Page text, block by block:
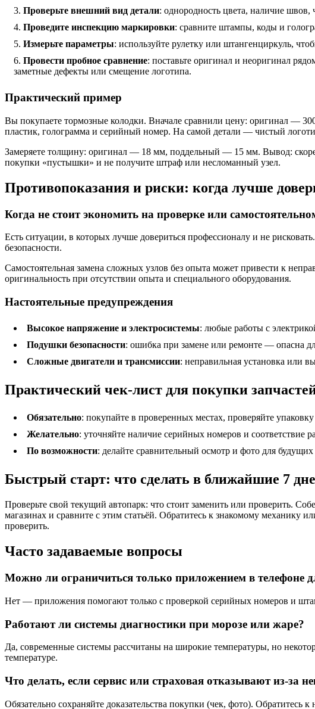
Проверьте внешний вид детали: однородность цвета, наличие швов,
Проведите инспекцию маркировки: сравните штампы, коды и
Измерьте параметры: используйте рулетку или штангенциркуль,
Провести пробное сравнение: поставьте оригинал и неоригинал
заметные дефекты или смещение логотипа.
Практический пример
Вы покупаете тормозные колодки. Вначале сравнили цену: оригинал —
пластик, голограмма и серийный номер. На самой детали — чистый
Замеряете толщину: оригинал — 18 мм, поддельный — 15 мм. Вывод:
покупки «пустышки» и не получите штраф или несломанный узел.
Противопоказания и риски: когда лучше
Когда не стоит экономить на проверке или
Есть ситуации, в которых лучше довериться профессионалу и не
безопасности.
Самостоятельная замена сложных узлов без опыта может привести к
оригинальность при отсутствии опыта и специального оборудования.
Настоятельные предупреждения
Высокое напряжение и электросистемы: любые работы с
Подушки безопасности: ошибка при замене или ремонте — опасна
Сложные двигатели и трансмиссии: неправильная установка или
Практический чек-лист для покупки
Обязательно: покупайте в проверенных местах, проверяйте
Желательно: уточняйте наличие серийных номеров и соответствие
По возможности: делайте сравнительный осмотр и фото для
Быстрый старт: что сделать в ближайшие 7
Проверьте свой текущий автопарк: что стоит заменить или проверить.
магазинах и сравните с этим статьёй. Обратитесь к знакомому механику
проверить.
Часто задаваемые вопросы
Можно ли ограничиться только приложением в телефоне
Нет — приложения помогают только с проверкой серийных номеров и
Работают ли системы диагностики при морозе или жаре?
Да, современные системы рассчитаны на широкие температуры, но
температуре.
Что делать, если сервис или страховая отказывают из-за
Обязательно сохраняйте доказательства покупки (чек, фото).